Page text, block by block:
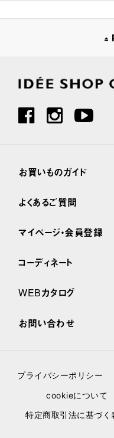
お買いものガイド
よくあるご質問
マイページ・会員登録
コーディネート
WEBカタログ
お問い合わせ
プライバシーポリシー
cookieについて
特定商取引法に基づく